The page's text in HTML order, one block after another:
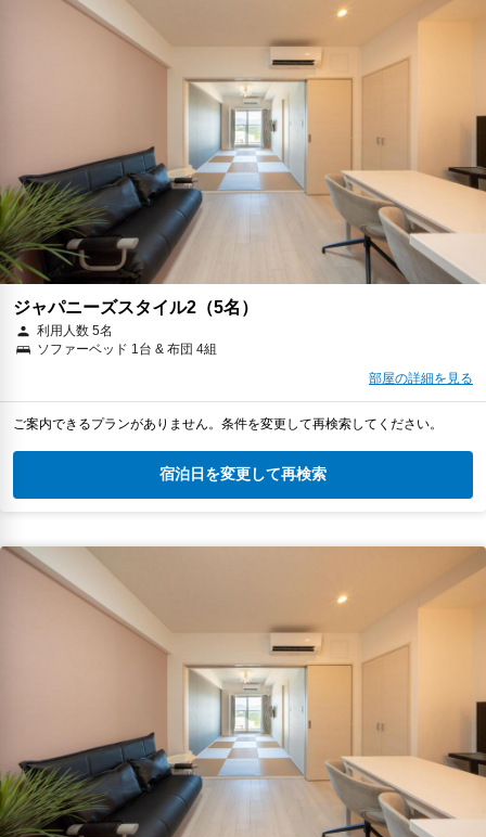
ジャパニーズスタイル2（5名）
利用人数 5名
ソファーベッド 1台 & 布団 4組
部屋の詳細を見る
ご案内できるプランがありません。条件を変更して再検索してください。
宿泊日を変更して再検索